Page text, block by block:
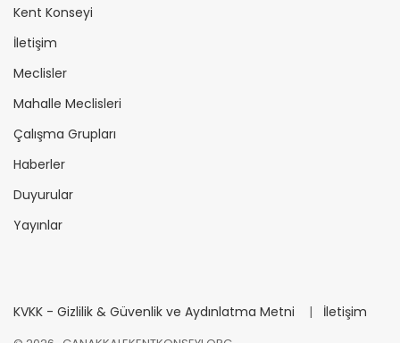
Kent Konseyi
İletişim
Meclisler
Mahalle Meclisleri
Çalışma Grupları
Haberler
Duyurular
Yayınlar
KVKK - Gizlilik & Güvenlik ve Aydınlatma Metni | İletişim